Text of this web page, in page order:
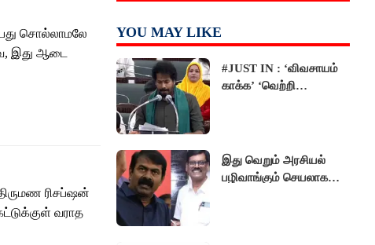
சொல்லாமலே
இது ஆடை
ரிசப்ஷன்
வராத
YOU MAY LIKE
#JUST IN : ‘விவசாயம்
காக்க’ ‘வெற்றி
இது வெறும் அரசியல்
பழிவாங்கும் செயலாக